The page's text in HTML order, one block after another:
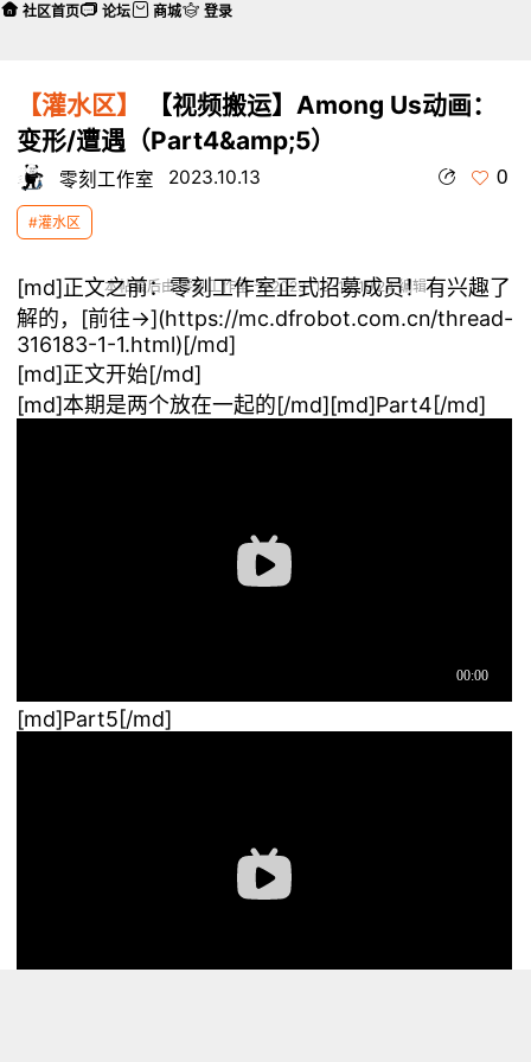
【灌水区】
【视频搬运】Among Us动画：
变形/遭遇（Part4&amp;5）
零刻工作室 2023.10.13 0
#灌水区
本帖最后由 零刻工作室 于 2023-10-13 19:24 编辑
[md]正文之前：零刻工作室正式招募成员！有兴趣了
解的，[前往→](https://mc.dfrobot.com.cn/thread-
316183-1-1.html)[/md]
[md]正文开始[/md]
[md]本期是两个放在一起的[/md][md]Part4[/md]
[md]Part5[/md]
社区首页 论坛 商城 登录